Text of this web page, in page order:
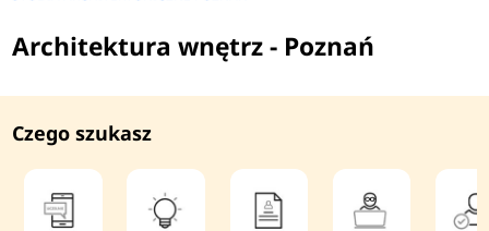
Architektura wnętrz - Poznań
Czego szukasz